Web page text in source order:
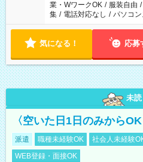
業・WワークOK / 服装自由 /
集 / 電話対応なし / パソコ
気になる！ 応募
未読
〈空いた日1日のみから
派遣 職種未経験OK 社会人未経験
WEB登録・面接OK